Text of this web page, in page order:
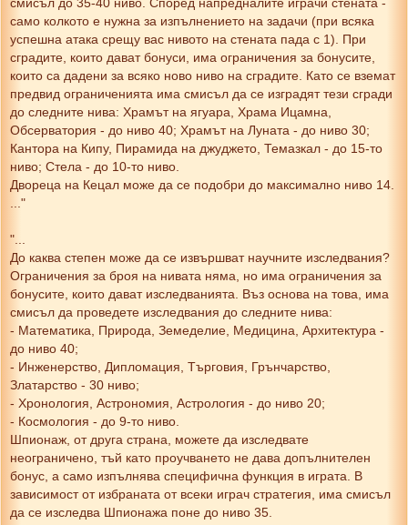
само колкото е нужна за изпълнението на задачи (при всяка
успешна атака срещу вас нивото на стената пада с 1). При
сградите, които дават бонуси, има ограничения за бонусите,
които са дадени за всяко ново ниво на сградите. Като се вземат
предвид ограниченията има смисъл да се изградят тези сгради
до следните нива: Храмът на ягуара, Храма Ицамна,
Обсерватория - до ниво 40; Храмът на Луната - до ниво 30;
Кантора на Кипу, Пирамида на джуджето, Темазкал - до 15-то
ниво; Стела - до 10-то ниво.
Двореца на Кецал може да се подобри до максимално ниво 14.
..."
"...
До каква степен може да се извършват научните изследвания?
Ограничения за броя на нивата няма, но има ограничения за
бонусите, които дават изследванията. Въз основа на това, има
смисъл да проведете изследвания до следните нива:
- Математика, Природа, Земеделие, Медицина, Архитектура -
до ниво 40;
- Инженерство, Дипломация, Търговия, Грънчарство,
Златарство - 30 ниво;
- Хронология, Астрономия, Астрология - до ниво 20;
- Космология - до 9-то ниво.
Шпионаж, от друга страна, можете да изследвате
неограничено, тъй като проучването не дава допълнителен
бонус, а само изпълнява специфична функция в играта. В
зависимост от избраната от всеки играч стратегия, има смисъл
да се изследва Шпионажа поне до ниво 35.